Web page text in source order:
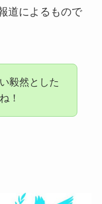
道によるもので
毅然とした
！